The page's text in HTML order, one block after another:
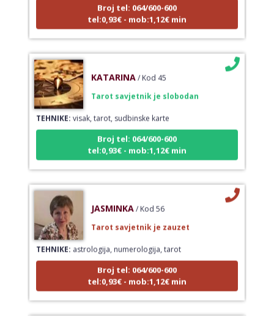
tel:0,93€ - mob:1,12€ min
TEHNIKE:visak, tarot, sudbinske karte
Broj tel: 064/600-600
tel:0,93€ - mob:1,12€ min
TEHNIKE:astrologija, numerologija, tarot
Broj tel: 064/600-600
tel:0,93€ - mob:1,12€ min